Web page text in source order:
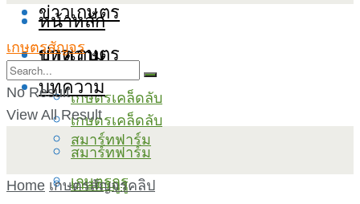
ข่าวเกษตร
บทความ
เกษตรเคล็ดลับ
สมาร์ทฟาร์ม
เกษตรกูรู
หน้าหลัก
ข่าวเกษตร
บทความ
เกษตรเคล็ดลับ
สมาร์ทฟาร์ม
เกษตรกูรู
เกษตรสัญจร
No Result
View All Result
Home เกษตรสัญจรคลิป